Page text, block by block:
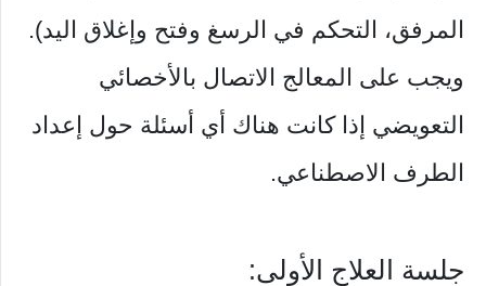
المرفق، التحكم في الرسغ وفتح وإغلاق اليد).
ويجب على المعالج الاتصال بالأخصائي
التعويضي إذا كانت هناك أي أسئلة حول إعداد
الطرف الاصطناعي.
جلسة العلاج الأولى: